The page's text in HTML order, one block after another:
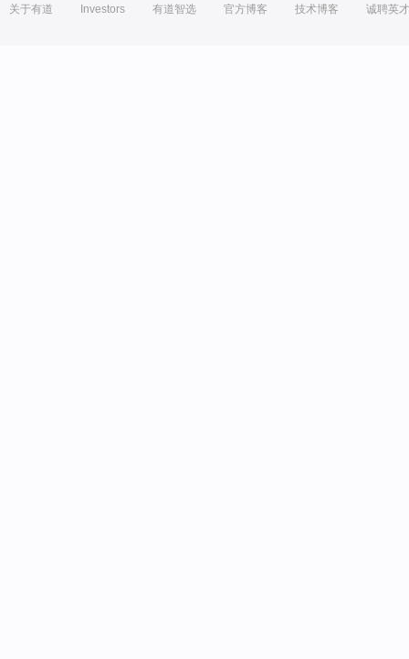
关于有道 Investors 有道智选 官方博客 技术博客 诚聘英才